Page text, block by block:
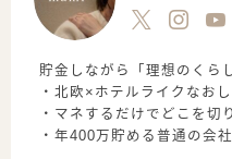
貯金しながら「理想のくら
・北欧×ホテルライクなお
・マネするだけでどこを切
・年400万貯める普通の会